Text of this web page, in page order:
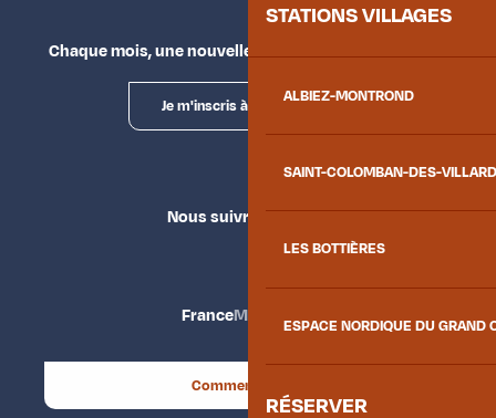
STATIONS VILLAGES
ALBIEZ-MONTROND
SAINT-COLOMBAN-DES-
LES BOTTIÈRES
ESPACE NORDIQUE DU GRAND
RÉSERVER
Chaque mois, une nouvelle façon d'explorer la vallée.
Je m'inscris à la newsletter
Nous suivre
FranceMaurienne
Comment venir ?